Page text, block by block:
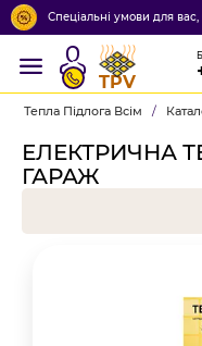
Спеціальні умови для
TPV
Тепла Підлога Всім /
ЕЛЕКТРИЧНА
ГАРАЖ